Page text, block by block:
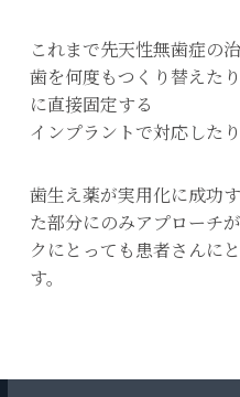
これまで先天性無歯症の
歯を何度もつくり替えた
に直接固定する
インプラントで対応した
歯生え薬が実用化に成功
た部分にのみアプローチ
クにとっても患者さんに
す。